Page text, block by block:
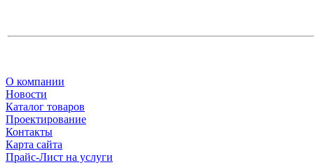
О компании
Новости
Каталог товаров
Проектирование
Контакты
Карта сайта
Прайс-Лист на услуги